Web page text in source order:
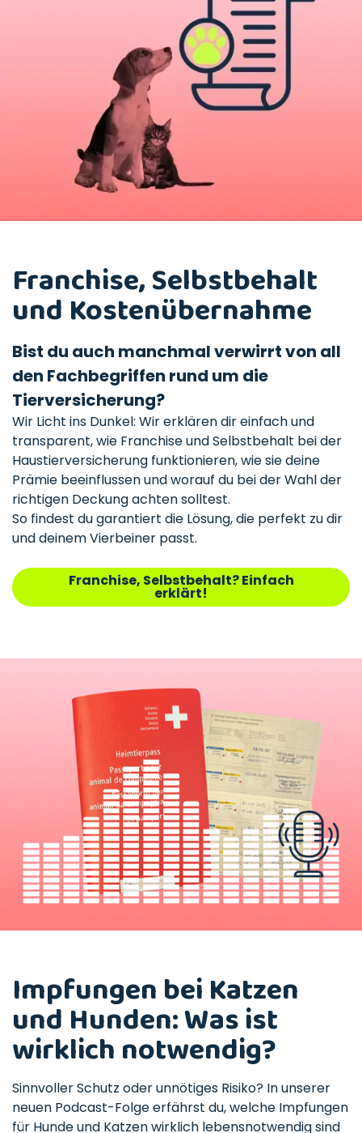
Franchise, Selbstbehalt
und Kostenübernahme
Bist du auch manchmal verwirrt von all
den Fachbegriffen rund um die
Tierversicherung?
Wir Licht ins Dunkel: Wir erklären dir einfach und
transparent, wie Franchise und Selbstbehalt bei der
Haustierversicherung funktionieren, wie sie deine
Prämie beeinflussen und worauf du bei der Wahl der
richtigen Deckung achten solltest.
So findest du garantiert die Lösung, die perfekt zu dir
und deinem Vierbeiner passt.
Franchise, Selbstbehalt? Einfach
erklärt!
Impfungen bei Katzen
und Hunden: Was ist
wirklich notwendig?
Sinnvoller Schutz oder unnötiges Risiko? In unserer
neuen Podcast-Folge erfährst du, welche Impfungen
für Hunde und Katzen wirklich lebensnotwendig sind